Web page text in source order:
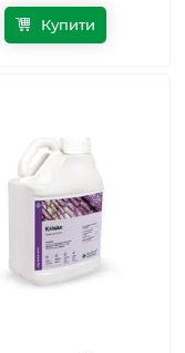
Купити